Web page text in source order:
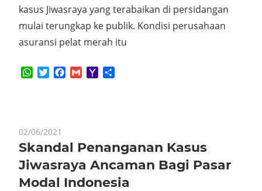
kasus Jiwasraya yang terabaikan di persidangan
mulai terungkap ke publik. Kondisi perusahaan
asuransi pelat merah itu
WhatsApp
TwitterFacebook
GmailYahoo
02/06/2021
Skandal Penanganan Kasus
Jiwasraya Ancaman Bagi Pasar
Modal Indonesia